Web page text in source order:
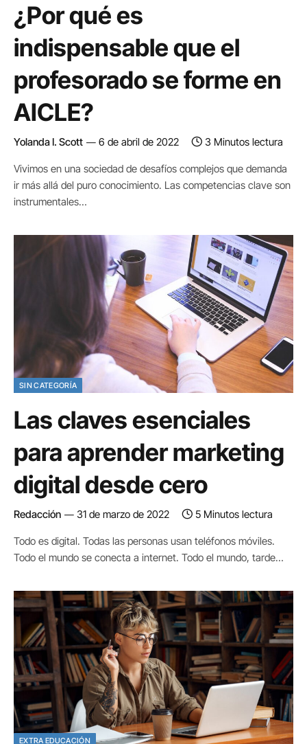
¿Por qué es
indispensable que el
profesorado se forme en
AICLE?
Yolanda I. Scott 6 de abril de 2022 3 Minutos lectura
Vivimos en una sociedad de desafíos complejos que demanda
ir más allá del puro conocimiento. Las competencias clave son
instrumentales…
SIN CATEGORÍA
Las claves esenciales
para aprender marketing
digital desde cero
Redacción 31 de marzo de 2022 5 Minutos lectura
Todo es digital. Todas las personas usan teléfonos móviles.
Todo el mundo se conecta a internet. Todo el mundo, tarde…
EXTRA EDUCACIÓN